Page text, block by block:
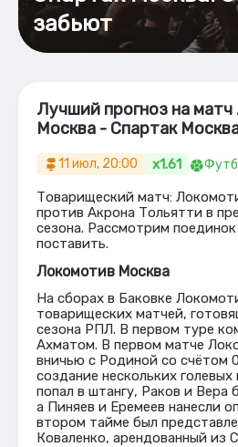
забьют
Лучший прогноз на
Москва - Спартак
11 июл, 20:00 x1.61
Товарищеский матч:
против Акрона Тольятти в
сезона. Pассмотpим
поставить.
Локомотив Москва
На сборах в Баковке
товарищеских матчей,
сезона РПЛ. В первом туре
Ахматом. В первом матче
вничью с Родиной со счётом
создание нескольких
попал в штангу, Раков и Вера
а Пиняев и Еремеев нанесли
втором тайме был
Коваленко, арендованный из